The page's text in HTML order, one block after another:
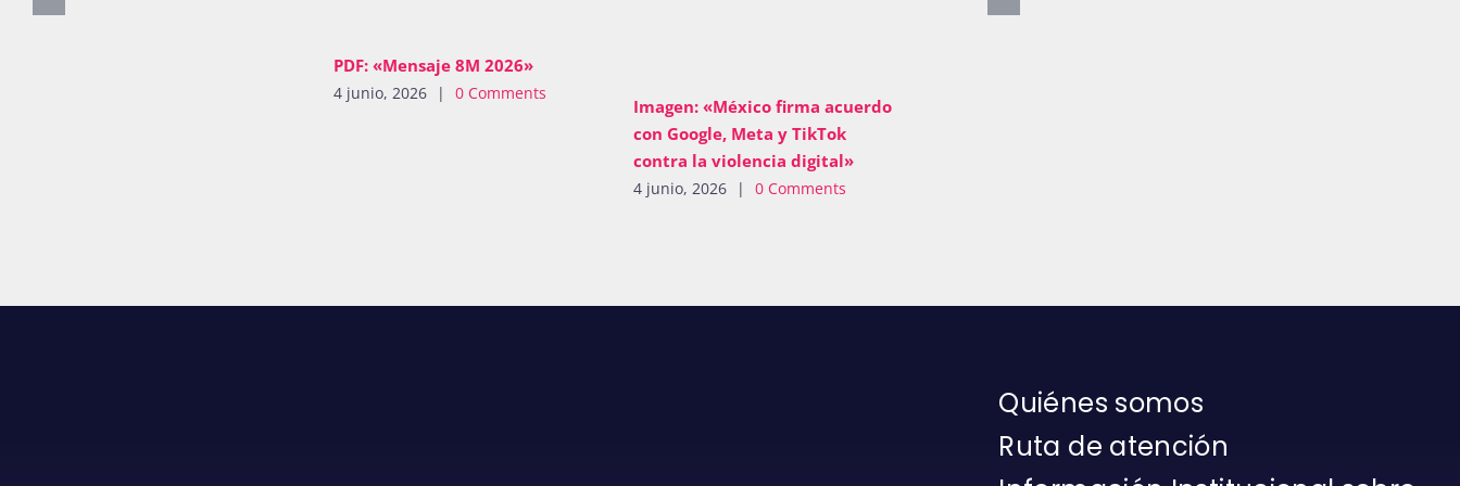
PDF: «Mensaje 8M 2026»
4 junio, 2026 | 0 Comments
Imagen: «México firma acuerdo
con Google, Meta y TikTok
contra la violencia digital»
4 junio, 2026 | 0 Comments
Quiénes somos
Ruta de atención